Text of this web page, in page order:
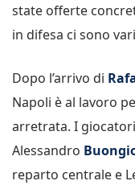
state offerte
in difesa ci sono
Dopo l’arrivo di
Napoli è al lavoro
arretrata. I
Alessandro
reparto centrale e